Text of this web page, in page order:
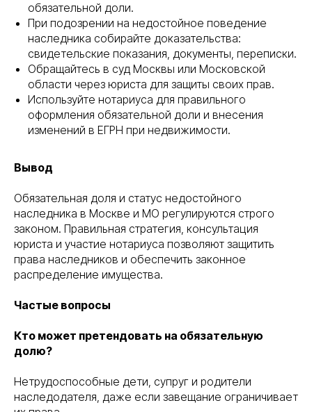
обязательной доли.
При подозрении на недостойное поведение
наследника собирайте доказательства:
свидетельские показания, документы, переписки.
Обращайтесь в суд Москвы или Московской
области через юриста для защиты своих прав.
Используйте нотариуса для правильного
оформления обязательной доли и внесения
изменений в ЕГРН при недвижимости.
Вывод
Обязательная доля и статус недостойного
наследника в Москве и МО регулируются строго
законом. Правильная стратегия, консультация
юриста и участие нотариуса позволяют защитить
права наследников и обеспечить законное
распределение имущества.
Частые вопросы
Кто может претендовать на обязательную
долю?
Нетрудоспособные дети, супруг и родители
наследодателя, даже если завещание ограничивает